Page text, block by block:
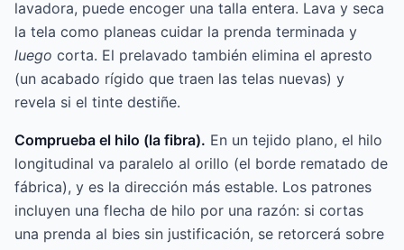
lavadora, puede encoger una talla entera. Lava y seca
la tela como planeas cuidar la prenda terminada y
luego corta. El prelavado también elimina el apresto
(un acabado rígido que traen las telas nuevas) y
revela si el tinte destiñe.
Comprueba el hilo (la fibra). En un tejido plano, el hilo
longitudinal va paralelo al orillo (el borde rematado de
fábrica), y es la dirección más estable. Los patrones
incluyen una flecha de hilo por una razón: si cortas
una prenda al bies sin justificación, se retorcerá sobre